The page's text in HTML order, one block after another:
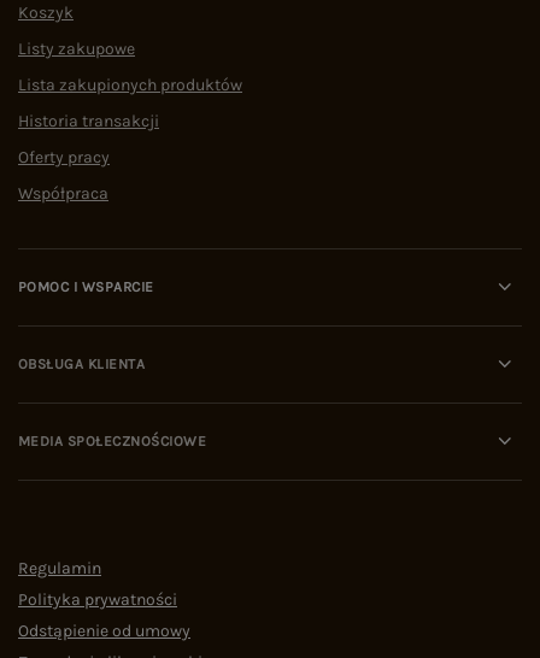
Koszyk
Listy zakupowe
Lista zakupionych produktów
Historia transakcji
Oferty pracy
Współpraca
POMOC I WSPARCIE
OBSŁUGA KLIENTA
MEDIA SPOŁECZNOŚCIOWE
Regulamin
Polityka prywatności
Odstąpienie od umowy